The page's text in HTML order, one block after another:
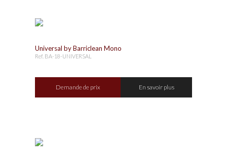
Universal by Barriclean Mono
Ref. BA-18-UNIVERSAL
Demande de prix En savoir plus